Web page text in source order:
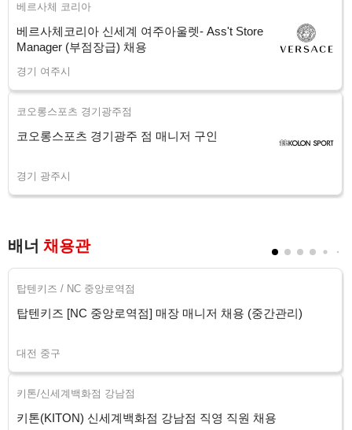
베르사체 코리아
베르사체코리아 신세계 여주아울렛- Ass't Store
Manager (부점장급) 채용
경기 여주시
코오롱스포츠 경기광주점
코오롱스포츠 경기광주 점 매니저 구인
경기 광주시
배너 채용관
탑텐키즈 / NC 중앙로역점
탑텐키즈 [NC 중앙로역점] 매장 매니저 채용 (중간관리)
대전 중구
키톤/신세계백화점 강남점
키톤(KITON) 신세계백화점 강남점 직영 직원 채용